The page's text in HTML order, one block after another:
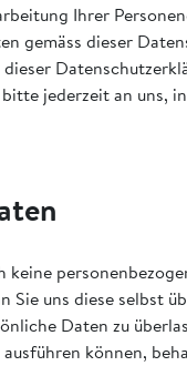
Ihrer
gemäss dieser
jederzeit an uns,
keine
Sie uns diese selbst
Daten zu
können,